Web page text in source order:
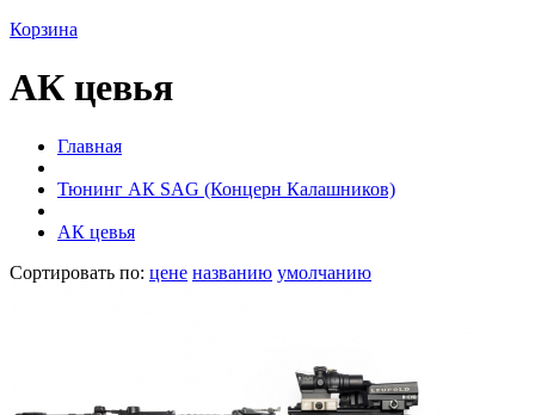
Корзина
АК цевья
Главная
Тюнинг АК SAG (Концерн Калашников)
АК цевья
Сортировать по: цене названию умолчанию